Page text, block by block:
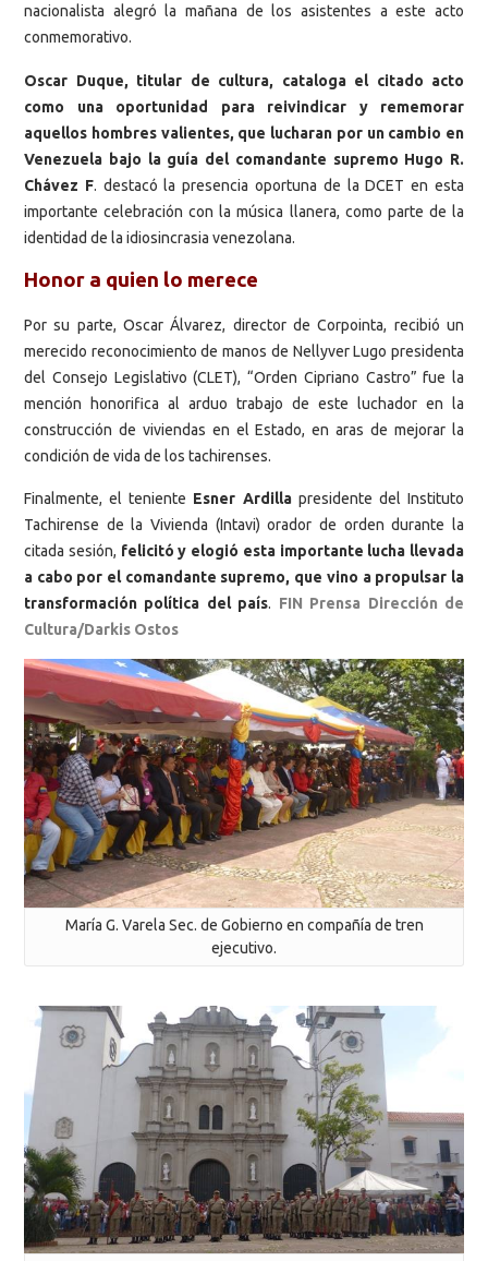
nacionalista alegró la mañana de los asistentes a este acto
conmemorativo.
Oscar Duque, titular de cultura, cataloga el citado acto
como una oportunidad para reivindicar y rememorar
aquellos hombres valientes, que lucharan por un cambio en
Venezuela bajo la guía del comandante supremo Hugo R.
Chávez F. destacó la presencia oportuna de la DCET en esta
importante celebración con la música llanera, como parte de la
identidad de la idiosincrasia venezolana.
Honor a quien lo merece
Por su parte, Oscar Álvarez, director de Corpointa, recibió un
merecido reconocimiento de manos de Nellyver Lugo presidenta
del Consejo Legislativo (CLET), “Orden Cipriano Castro” fue la
mención honorifica al arduo trabajo de este luchador en la
construcción de viviendas en el Estado, en aras de mejorar la
condición de vida de los tachirenses.
Finalmente, el teniente Esner Ardillapresidente del Instituto
Tachirense de la Vivienda (Intavi) orador de orden durante la
citada sesión, felicitó y elogió esta importante lucha llevada
a cabo por el comandante supremo, que vino a propulsar la
transformación política del país. FIN Prensa Dirección de
Cultura/Darkis Ostos
María G. Varela Sec. de Gobierno en compañía de tren
ejecutivo.